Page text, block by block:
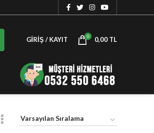
GIRIŞ / KAYIT 0 0,00 TL